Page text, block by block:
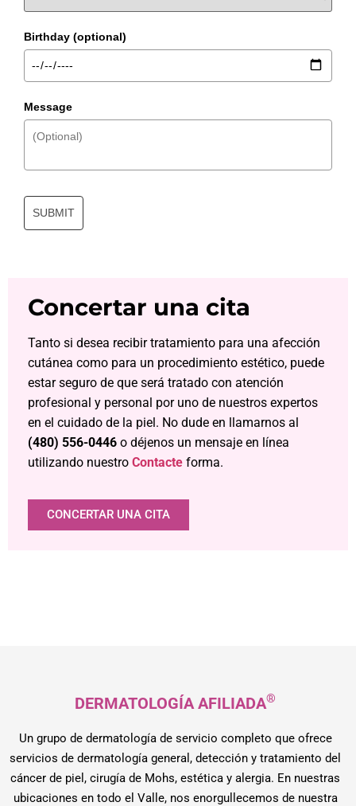
Birthday (optional)
Message
SUBMIT
Concertar una cita
Tanto si desea recibir tratamiento para una afección
cutánea como para un procedimiento estético, puede
estar seguro de que será tratado con atención
profesional y personal por uno de nuestros expertos
en el cuidado de la piel. No dude en llamarnos al
(480) 556-0446 o déjenos un mensaje en línea
utilizando nuestro Contacte forma.
CONCERTAR UNA CITA
DERMATOLOGÍA AFILIADA®
Un grupo de dermatología de servicio completo que ofrece
servicios de dermatología general, detección y tratamiento del
cáncer de piel, cirugía de Mohs, estética y alergia. En nuestras
ubicaciones en todo el Valle, nos enorgullecemos de nuestra